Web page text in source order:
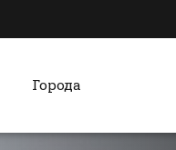
Города